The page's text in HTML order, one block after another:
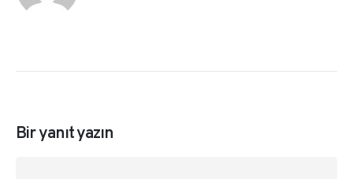
Bir yanıt yazın